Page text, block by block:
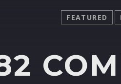
BUSCAR
FEATURED